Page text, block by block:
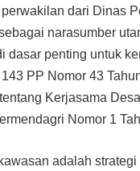
perwakilan dari Dinas
narasumber
dasar penting untuk
PP Nomor 43
Kerjasama
Nomor 1
adalah